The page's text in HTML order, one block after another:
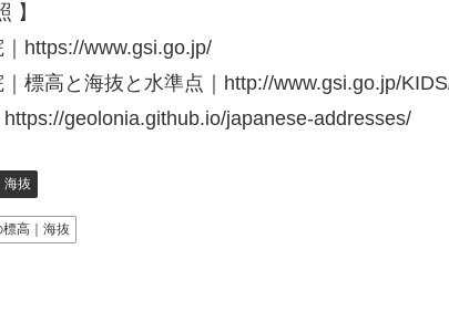
】
https://www.gsi.go.jp/
標高と海抜と水準点｜http://www.gsi.go.jp/
geolonia.github.io/japanese-addresses/
海抜
高｜海抜